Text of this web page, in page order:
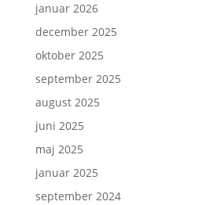
januar 2026
december 2025
oktober 2025
september 2025
august 2025
juni 2025
maj 2025
januar 2025
september 2024